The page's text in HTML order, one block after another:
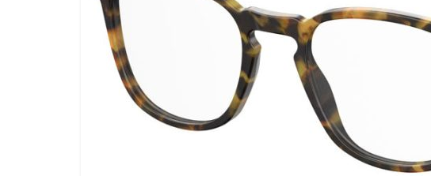
dispozitiv pentru tonifiere muschi